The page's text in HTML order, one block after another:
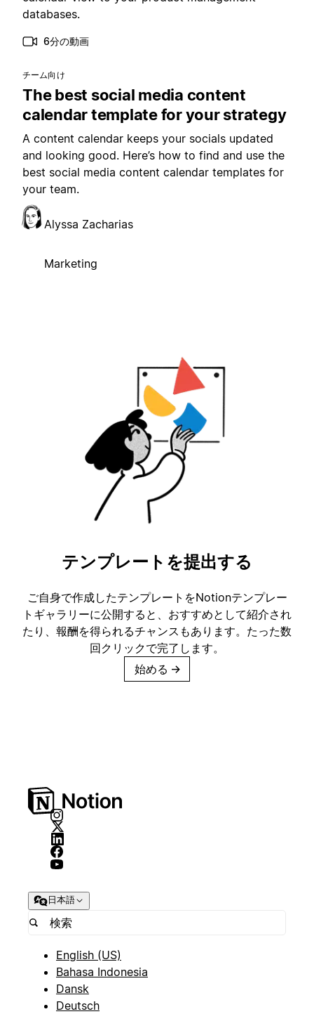
databases.
6分の動画
チーム向け
The best social media content
calendar template for your strategy
A content calendar keeps your socials updated
and looking good. Here’s how to find and use the
best social media content calendar templates for
your team.
Alyssa Zacharias
Marketing
テンプレートを提出する
ご自身で作成したテンプレートをNotionテンプレー
トギャラリーに公開すると、おすすめとして紹介され
たり、報酬を得られるチャンスもあります。たった数
回クリックで完了します。
始める →
日本語
English (US)
Bahasa Indonesia
Dansk
Deutsch